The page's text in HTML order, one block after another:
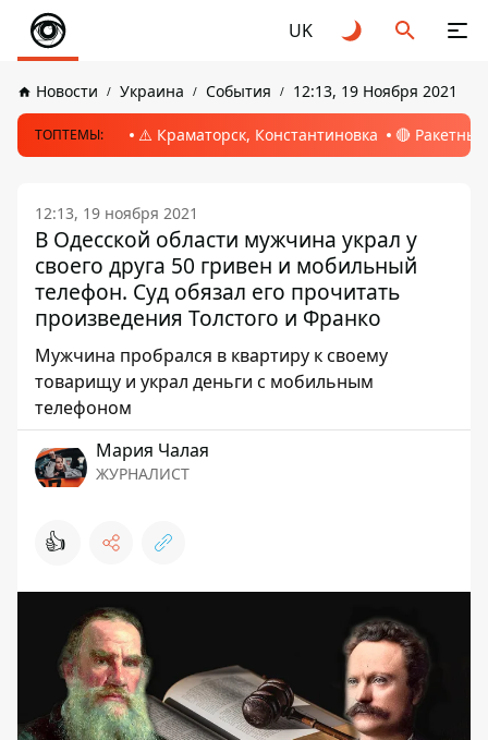
UK
Новости Украина События 12:13, 19 Ноября 2021
ТОПТЕМЫ: ⚠️ Краматорск, Константиновка 🔴
12:13, 19 ноября 2021
В Одесской области мужчина украл у
своего друга 50 гривен и мобильный
телефон. Суд обязал его прочитать
произведения Толстого и Франко
Мужчина пробрался в квартиру к своему
товарищу и украл деньги с мобильным
телефоном
Мария Чалая
ЖУРНАЛИСТ
👍